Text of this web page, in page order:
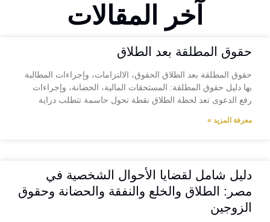
آخر المقالات
حقوق المطلقة بعد الطلاق
حقوق المطلقة بعد الطلاق الحقوق، الالتزامات، وإجراءات المطالبة
بها دليل حقوق المطلقة: المستحقات المالية، الحضانة، وإجراءات
رفع الدعوى تعد لحظة الطلاق نقطة تحول حاسمة تتطلب دراية
معرفة المزيد »
دليل شامل لقضايا الأحوال الشخصية في
مصر: الطلاق والخلع والنفقة والحضانة وحقوق
الزوجين